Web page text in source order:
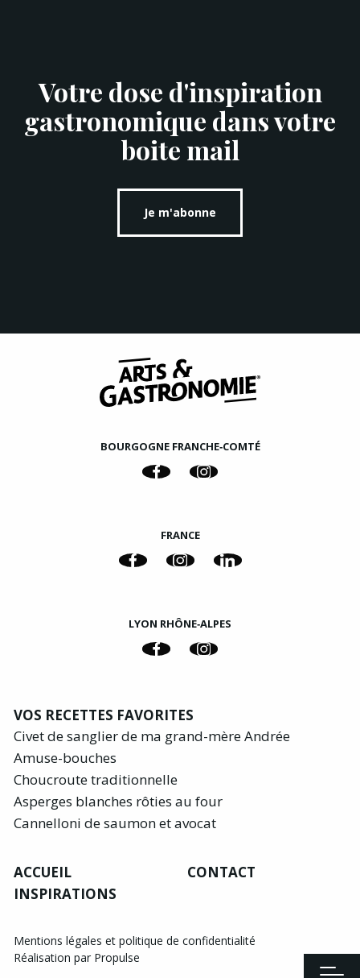
Votre dose d'inspiration
gastronomique dans votre
boite mail
Je m'abonne
BOURGOGNE FRANCHE‑COMTÉ
FRANCE
LYON RHÔNE‑ALPES
VOS RECETTES FAVORITES
Civet de sanglier de ma grand-mère Andrée
Amuse-bouches
Choucroute traditionnelle
Asperges blanches rôties au four
Cannelloni de saumon et avocat
ACCUEIL
INSPIRATIONS
CONTACT
Mentions légales et politique de confidentialité
Réalisation par Propulse